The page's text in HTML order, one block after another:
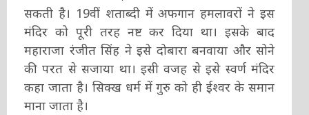
सकती है। 19वीं शताब्दी में अफगान हमलावरों ने इस
मंदिर को पूरी तरह नष्ट कर दिया था। इसके बाद
महाराजा रंजीत सिंह ने इसे दोबारा बनवाया और सोने
की परत से सजाया था। इसी वजह से इसे स्वर्ण मंदिर
कहा जाता है। सिक्ख धर्म में गुरु को ही ईश्वर के समान
माना जाता है।